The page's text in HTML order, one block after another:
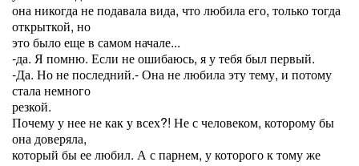
она никогда не подавала вида, что любила его, только тогда
открыткой, но
это было еще в самом начале...
-да. Я помню. Если не ошибаюсь, я у тебя был первый.
-Да. Но не последний.- Она не любила эту тему, и потому
стала немного
резкой.
Почему у нее не как у всех?! Не с человеком, которому бы
она доверяла,
который бы ее любил. А с парнем, у которого к тому же